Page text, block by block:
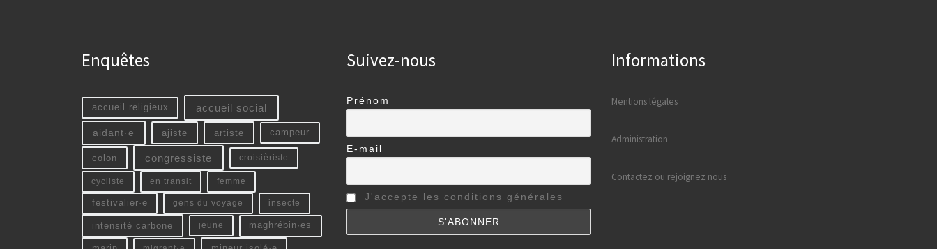
Enquêtes
accueil religieux accueil social
aidant·e ajiste artiste campeur
colon congressiste croisièriste
cycliste en transit femme
festivalier·e gens du voyage insecte
intensité carbone jeune maghrébin·es
Suivez-nous
Prénom
E-mail
J'accepte les conditions générales
Informations
Mentions légales
Administration
Contactez ou rejoignez nous